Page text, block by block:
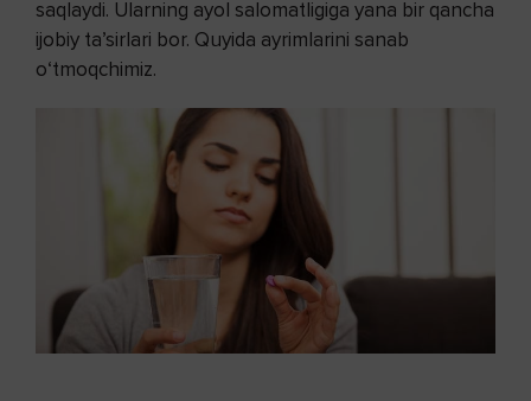
saqlaydi. Ularning ayol salomatligiga yana bir qancha
ijobiy ta’sirlari bor. Quyida ayrimlarini sanab
o‘tmoqchimiz.